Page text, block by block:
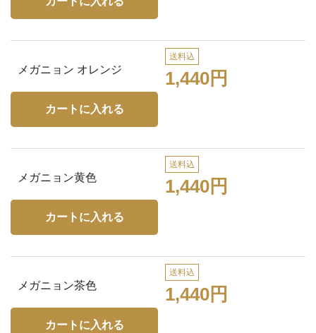
メガニョン オレンジ
送料込
1,440円
メガニョン黄色
送料込
1,440円
メガニョン茶色
送料込
1,440円